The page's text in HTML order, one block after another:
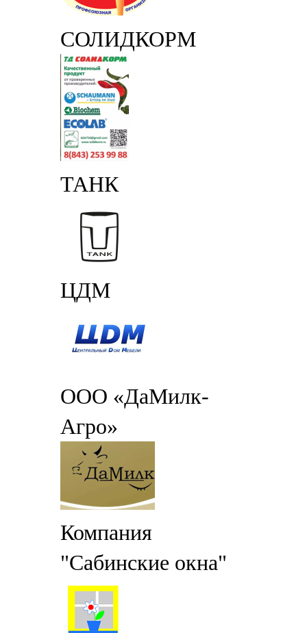
СОЛИДКОРМ
ТАНК
ЦДМ
ООО «ДаМилк-
Агро»
Компания
"Сабинские окна"